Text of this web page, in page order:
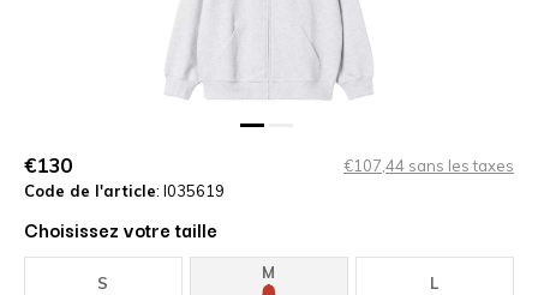
€130
€107,44 sans les taxes
Code de l'article: I035619
Choisissez votre taille
S
M
L